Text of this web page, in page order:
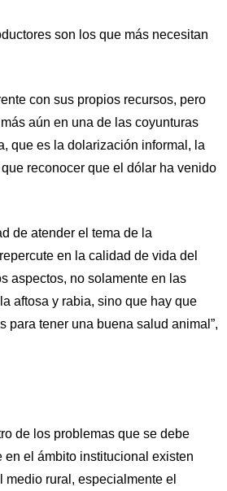
son los que más necesitan
con sus propios recursos, pero
aún en una de las coyunturas
que es la dolarización informal, la
reconocer que el dólar ha venido
de atender el tema de la
en la calidad de vida del
aspectos, no solamente en las
aftosa y rabia, sino que hay que
para tener una buena salud animal”,
de los problemas que se debe
el ámbito institucional existen
rural, especialmente el